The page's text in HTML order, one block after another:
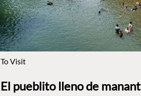
To Visit
El pueblito lleno de